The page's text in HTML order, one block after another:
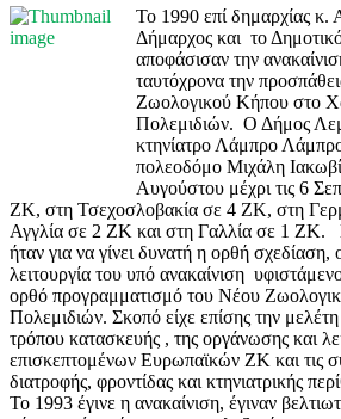
Το 1990 επί δημαρχίας
Δήμαρχος και το
αποφάσισαν την
ταυτόχρονα την
Ζωολογικού Κήπου στο
Πολεμιδιών. Ο Δήμος
κτηνίατρο Λάμπρο
πολεοδόμο Μιχάλη
Αυγούστου μέχρι τις 6
ΖΚ, στη Τσεχοσλοβακία σε 4 ΖΚ, στη
Αγγλία σε 2 ΖΚ και στη Γαλλία σε 1 ΖΚ.
ήταν για να γίνει δυνατή η ορθή σχεδίαση,
λειτουργία του υπό ανακαίνιση
ορθό προγραμματισμό του Νέου
Πολεμιδιών. Σκοπό είχε επίσης την
τρόπου κατασκευής , της οργάνωσης και
επισκεπτομένων Ευρωπαϊκών ΖΚ και τις
διατροφής, φροντίδας και κτηνιατρικής
Το 1993 έγινε η ανακαίνιση, έγιναν